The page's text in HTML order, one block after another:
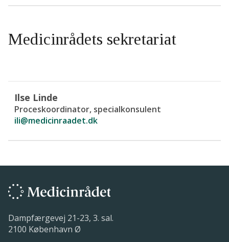
Medicinrådets sekretariat
Ilse Linde
Proceskoordinator, specialkonsulent
ili@medicinraadet.dk
Dampfærgevej 21-23, 3. sal.
2100 København Ø